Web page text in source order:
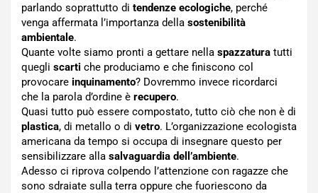
parlando soprattutto di tendenze ecologiche, perché
venga affermata l’importanza della sostenibilità
ambientale.
Quante volte siamo pronti a gettare nella spazzatura tutti
quegli scarti che produciamo e che finiscono col
provocare inquinamento? Dovremmo invece ricordarci
che la parola d’ordine è recupero.
Quasi tutto può essere compostato, tutto ciò che non è di
plastica, di metallo o di vetro. L’organizzazione ecologista
americana da tempo si occupa di insegnare questo per
sensibilizzare alla salvaguardia dell’ambiente.
Adesso ci riprova colpendo l’attenzione con ragazze che
sono sdraiate sulla terra oppure che fuoriescono da